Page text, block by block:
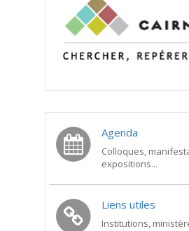
Agenda
Colloques,
expositions...
Liens utiles
Institutions,